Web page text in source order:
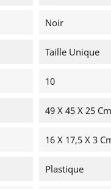
Noir
Taille Unique
10
49 X 45 X 25 Cm
16 X 17,5 X 3
Plastique